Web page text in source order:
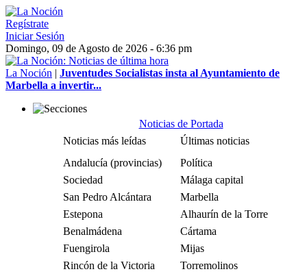
Regístrate
Iniciar Sesión
Domingo, 09 de Agosto de 2026 - 6:36 pm
La Noción | Juventudes Socialistas insta al Ayuntamiento de
Marbella a invertir...
Noticias de Portada
Noticias más leídas
Últimas noticias
Andalucía (provincias)
Política
Sociedad
Málaga capital
San Pedro Alcántara
Marbella
Estepona
Alhaurín de la Torre
Benalmádena
Cártama
Fuengirola
Mijas
Rincón de la Victoria
Torremolinos